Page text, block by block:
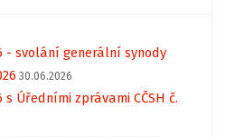
- svolání generální synody
30.06.2026
s Úředními zprávami CČSH č.